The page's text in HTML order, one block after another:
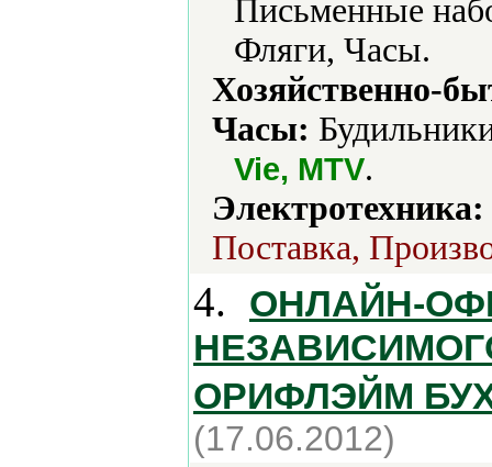
Письменные
Фляги, Часы.
Хозяйственно-
Часы:
Vie, MTV.
Электротехника:
Поставка,
4.
ОНЛАЙН-
ОРИФЛЭЙМ
(17.06.2012)